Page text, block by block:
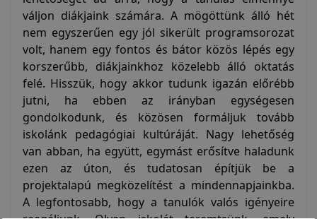
váljon diákjaink számára. A mögöttünk álló hét
nem egyszerűen egy jól sikerült programsorozat
volt, hanem egy fontos és bátor közös lépés egy
korszerűbb, diákjainkhoz közelebb álló oktatás
felé. Hisszük, hogy akkor tudunk igazán előrébb
jutni, ha ebben az irányban egységesen
gondolkodunk, és közösen formáljuk tovább
iskolánk pedagógiai kultúráját. Nagy lehetőség
van abban, ha együtt, egymást erősítve haladunk
ezen az úton, és tudatosan építjük be a
projektalapú megközelítést a mindennapjainkba.
A legfontosabb, hogy a tanulók valós igényeire